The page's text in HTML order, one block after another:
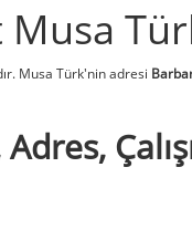
Musa
Musa Türk'nin adresi